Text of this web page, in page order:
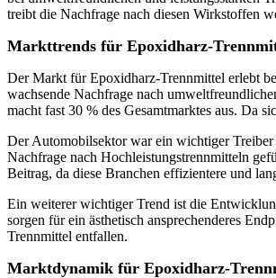
treibt die Nachfrage nach diesen Wirkstoffen
Markttrends für Epoxidharz-
Der Markt für Epoxidharz-Trennmittel erlebt
wachsende Nachfrage nach
macht fast 30 % des Gesamtmarktes aus. Da
Der Automobilsektor war ein wichtiger
Nachfrage nach Hochleistungstrennmitteln
Beitrag, da diese Branchen effizientere und
Ein weiterer wichtiger Trend ist die
sorgen für ein ästhetisch ansprechenderes
Trennmittel entfallen.
Marktdynamik für Epoxidharz-